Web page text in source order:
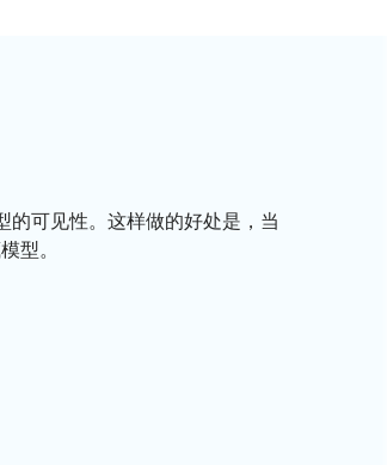
可见性。这样做的好处是，当
型。